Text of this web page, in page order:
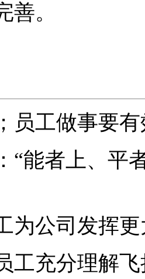
善。
员工做事要
“能者上、平
为公司发挥
工充分理解